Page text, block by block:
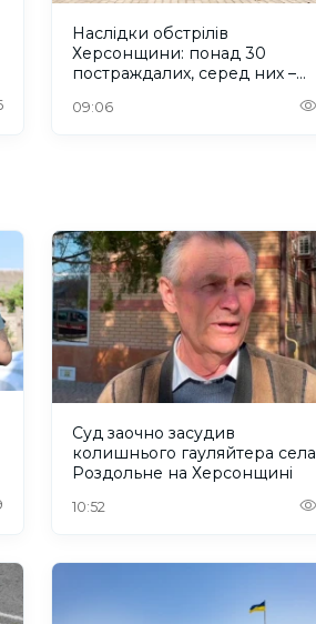
Наслідки обстрілів
Херсонщини: понад 30
постраждалих, серед них –
09:06
Суд заочно засудив
колишнього гауляйтера села
Роздольне на Херсонщині
10:52